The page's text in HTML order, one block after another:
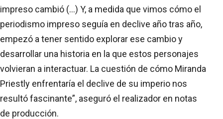
impreso cambió (...) Y, a medida que vimos cómo el
periodismo impreso seguía en declive año tras año,
empezó a tener sentido explorar ese cambio y
desarrollar una historia en la que estos personajes
volvieran a interactuar. La cuestión de cómo Miranda
Priestly enfrentaría el declive de su imperio nos
resultó fascinante”, aseguró el realizador en notas
de producción.